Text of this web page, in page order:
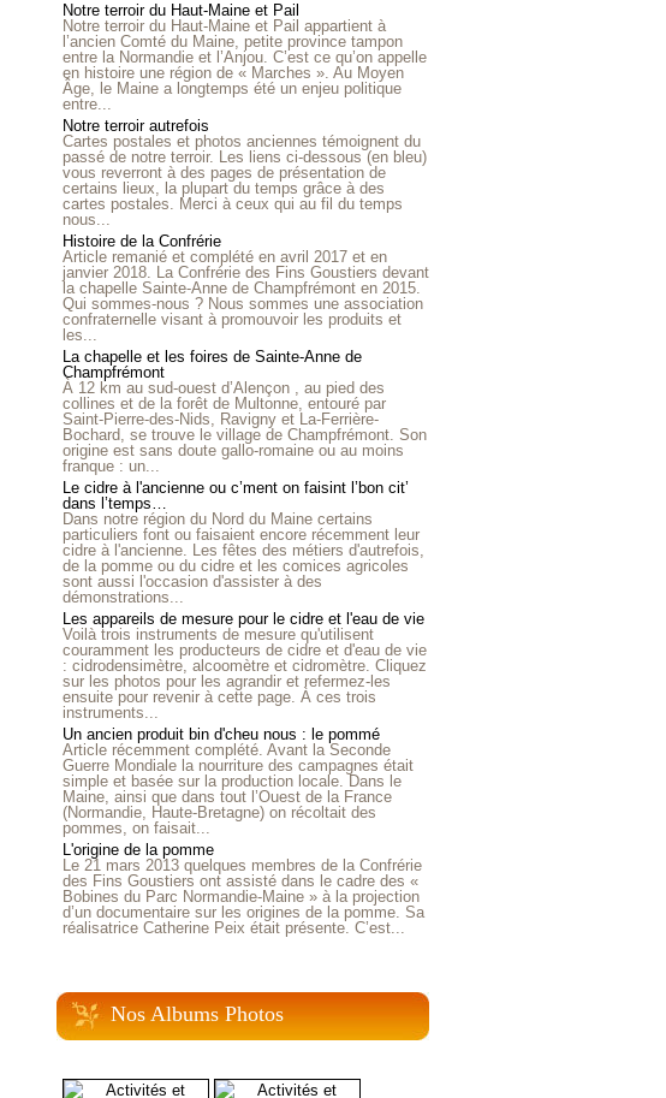
Notre terroir du Haut-Maine et Pail
Notre terroir du Haut-Maine et Pail appartient à
l’ancien Comté du Maine, petite province tampon
entre la Normandie et l’Anjou. C’est ce qu’on appelle
en histoire une région de « Marches ». Au Moyen
Âge, le Maine a longtemps été un enjeu politique
entre...
Notre terroir autrefois
Cartes postales et photos anciennes témoignent du
passé de notre terroir. Les liens ci-dessous (en bleu)
vous reverront à des pages de présentation de
certains lieux, la plupart du temps grâce à des
cartes postales. Merci à ceux qui au fil du temps
nous...
Histoire de la Confrérie
Article remanié et complété en avril 2017 et en
janvier 2018. La Confrérie des Fins Goustiers devant
la chapelle Sainte-Anne de Champfrémont en 2015.
Qui sommes-nous ? Nous sommes une association
confraternelle visant à promouvoir les produits et
les...
La chapelle et les foires de Sainte-Anne de
Champfrémont
À 12 km au sud-ouest d’Alençon , au pied des
collines et de la forêt de Multonne, entouré par
Saint-Pierre-des-Nids, Ravigny et La-Ferrière-
Bochard, se trouve le village de Champfrémont. Son
origine est sans doute gallo-romaine ou au moins
franque : un...
Le cidre à l'ancienne ou c’ment on faisint l’bon cit’
dans l’temps…
Dans notre région du Nord du Maine certains
particuliers font ou faisaient encore récemment leur
cidre à l'ancienne. Les fêtes des métiers d'autrefois,
de la pomme ou du cidre et les comices agricoles
sont aussi l'occasion d'assister à des
démonstrations...
Les appareils de mesure pour le cidre et l'eau de vie
Voilà trois instruments de mesure qu'utilisent
couramment les producteurs de cidre et d'eau de vie
: cidrodensimètre, alcoomètre et cidromètre. Cliquez
sur les photos pour les agrandir et refermez-les
ensuite pour revenir à cette page. À ces trois
instruments...
Un ancien produit bin d'cheu nous : le pommé
Article récemment complété. Avant la Seconde
Guerre Mondiale la nourriture des campagnes était
simple et basée sur la production locale. Dans le
Maine, ainsi que dans tout l’Ouest de la France
(Normandie, Haute-Bretagne) on récoltait des
pommes, on faisait...
L'origine de la pomme
Le 21 mars 2013 quelques membres de la Confrérie
des Fins Goustiers ont assisté dans le cadre des «
Bobines du Parc Normandie-Maine » à la projection
d’un documentaire sur les origines de la pomme. Sa
réalisatrice Catherine Peix était présente. C’est...
Nos Albums Photos